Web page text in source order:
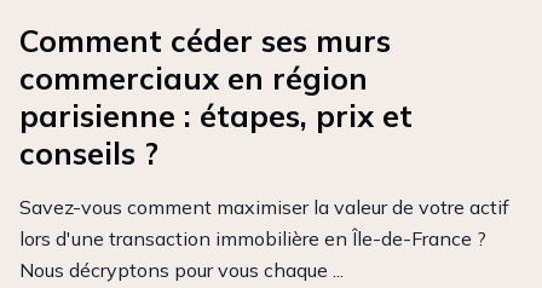
Comment céder ses murs
commerciaux en région
parisienne : étapes, prix et
conseils ?
Savez-vous comment maximiser la valeur de votre actif
lors d'une transaction immobilière en Île-de-France ?
Nous décryptons pour vous chaque ...